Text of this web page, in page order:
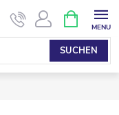
SUCHEN